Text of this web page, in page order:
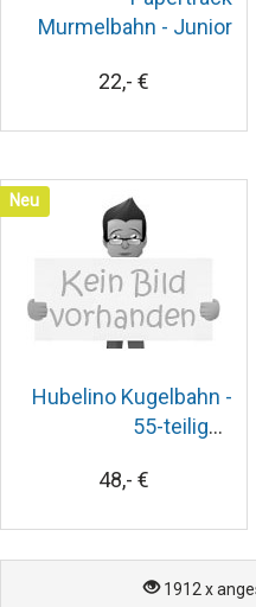
Murmelbahn - Junior
22,- €
Neu
Hubelino Kugelbahn -
55-teiliges
48,- €
1912 x